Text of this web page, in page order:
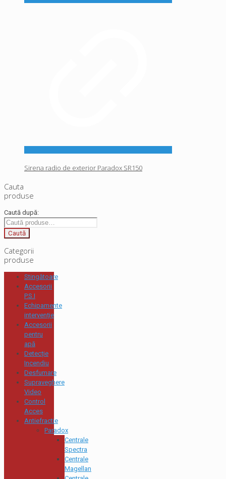
Sirena radio de exterior Paradox SR150
Cauta
produse
Caută după:
Caută
Categorii
produse
Stingătoare
Accesorii
P.S.I
Echipamente
intervenție
Accesorii
pentru
apă
Detecție
Incendiu
Desfumare
Supraveghere
Video
Control
Acces
Antiefractie
Paradox
Centrale
Spectra
Centrale
Magellan